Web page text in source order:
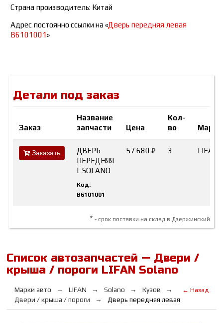
Страна производитель: Китай
Адрес постоянно ссылки на «Дверь передняя левая
B6101001»
Детали под заказ
Заказ
Название
запчасти
Цена
Кол-
во
Марка
Заказать
ДВЕРЬ
ПЕРЕДНЯЯ
L SOLANO
Код:
B6101001
57 680 ₽ 3 LIFAN
* - срок поставки на склад в Дзержинский
Список автозапчастей — Двери /
крыша / пороги LIFAN Solano
Марки авто LIFAN Solano
Кузов
Двери / крыша / пороги
Дверь передняя левая
← Назад